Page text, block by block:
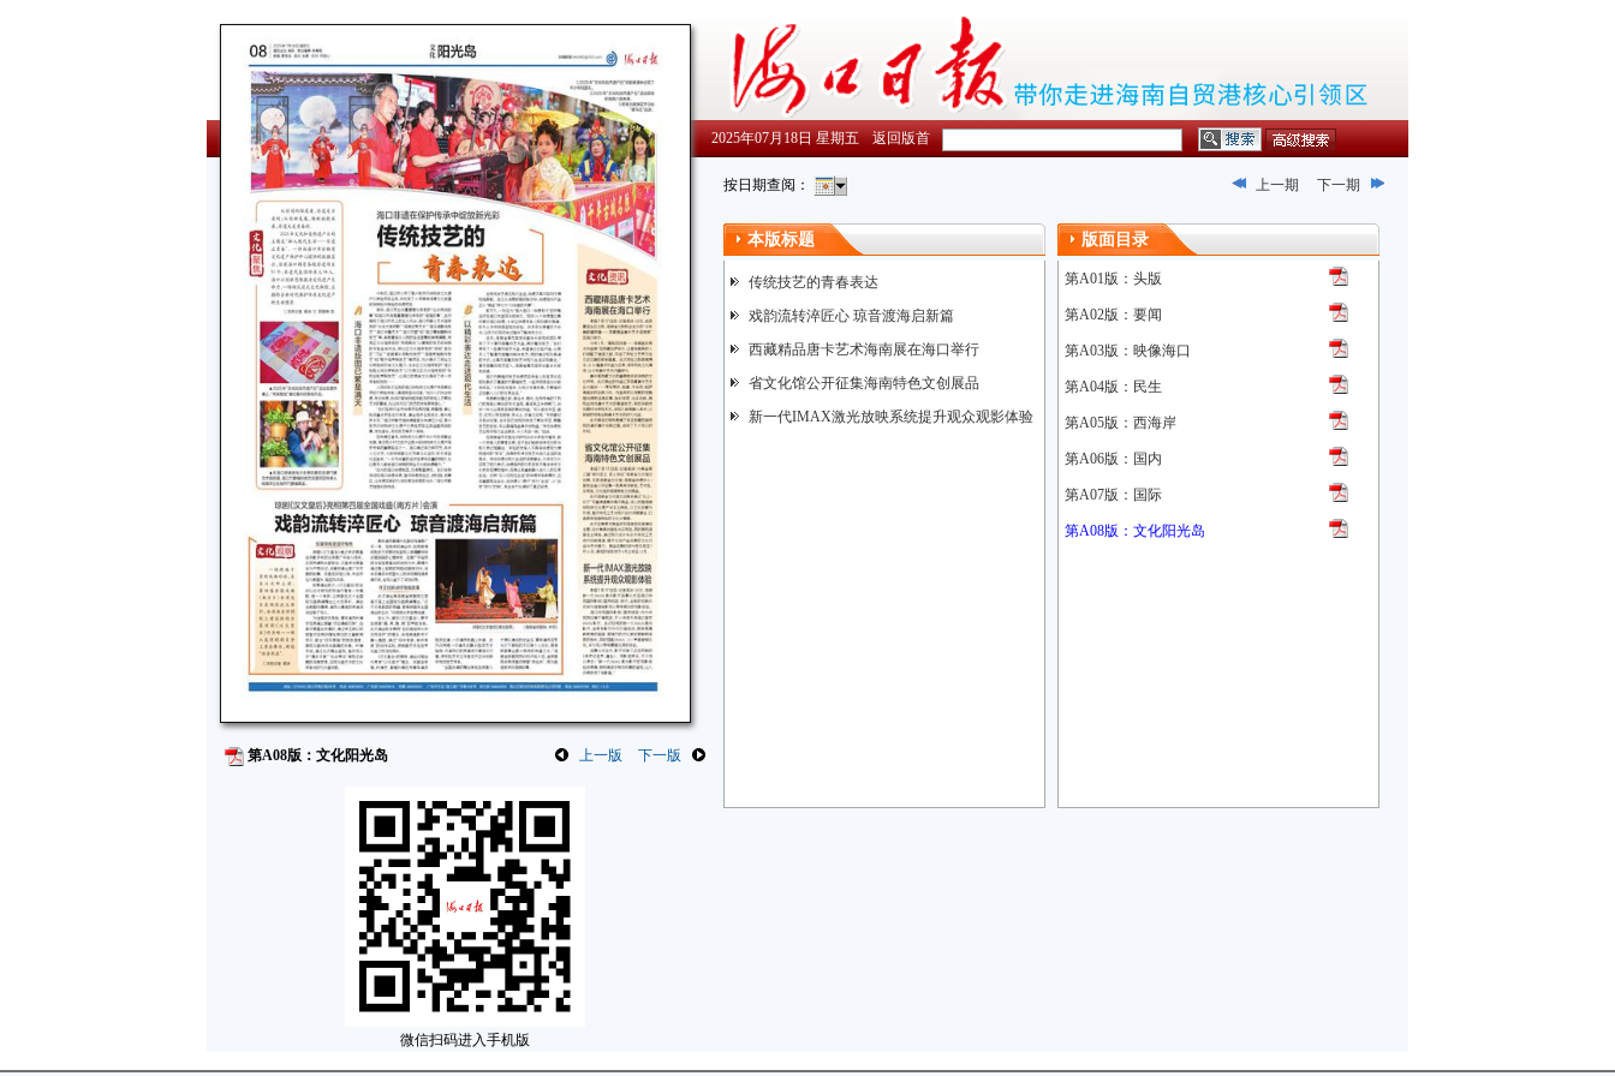
2025年07月18日 星期五 返回版首
第A08版：文化阳光岛 上一版 下一版
微信扫码进入手机版
按日期查阅： 上一期 下一期
本版标题
传统技艺的青春表达
戏韵流转淬匠心 琼音渡海启新篇
西藏精品唐卡艺术海南展在海口举行
省文化馆公开征集海南特色文创展品
新一代IMAX激光放映系统提升观众观影体验
版面目录
第A01版：头版
第A02版：要闻
第A03版：映像海口
第A04版：民生
第A05版：西海岸
第A06版：国内
第A07版：国际
第A08版：文化阳光岛